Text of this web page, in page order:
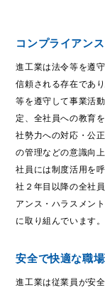
国内拠点
海外拠点
Web通販
品質と環境
ISO取得認証
品質方針
グリーン調達ガイ
コンプライアンス
進工業は法令等を遵
信頼される存在であ
等を遵守して事業活
定、全社員への教育
社勢力への対応・公
の管理などの意識向
社員には制度活用を
社２年目以降の全社
アンス・ハラスメン
に取り組んでいます。
安全で快適な職
進工業は従業員が安